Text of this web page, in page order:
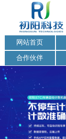
网站首页
合作伙伴